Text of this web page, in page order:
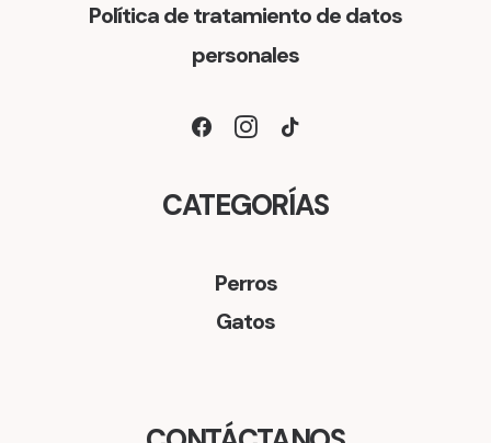
Política de tratamiento de datos
personales
CATEGORÍAS
Perros
Gatos